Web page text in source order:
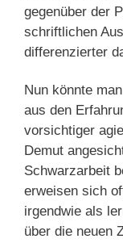
gegenüber der
schriftlichen
differenzierter
Nun könnte
aus den
vorsichtiger
Demut
Schwarzarbeit
erweisen sich
irgendwie als
über die neuen